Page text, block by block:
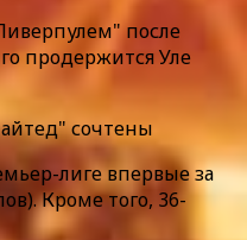
после
продержится Уле
сочтены
лиге впервые за
Кроме того, 36-